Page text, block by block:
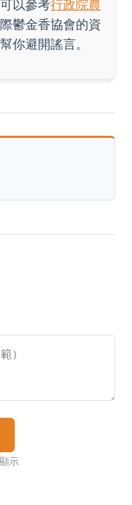
以參考行政院農
鬱金香協會的資
你避開謠言。
示